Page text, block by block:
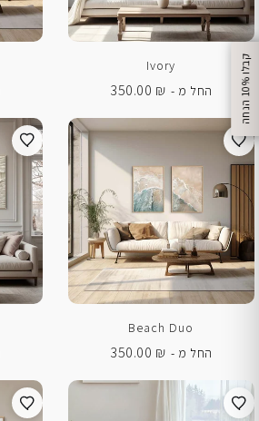
ק
ב
ל
ו
1
0
%
ה
נ
ח
ה
Ivory
החל מ -
350.00 ₪
Beach Duo
החל מ -
350.00 ₪